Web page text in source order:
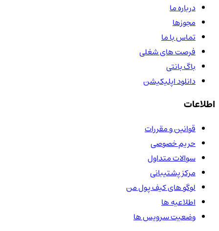
درباره ما
مجوزها
تماس با ما
فرصت های شغلی
باگ بانتی
دانلود اپلیکیشن
اطلاعات
قوانین و مقررات
حریم خصوصی
سوالات متداول
مرکز پشتیبانی
لوگو های کیف پول من
اطلاعیه ها
وضعیت سرویس ها